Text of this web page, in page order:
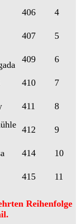
406
4
407
5
409
6
410
7
411
8
412
9
414
10
415 11
Reihenfolge